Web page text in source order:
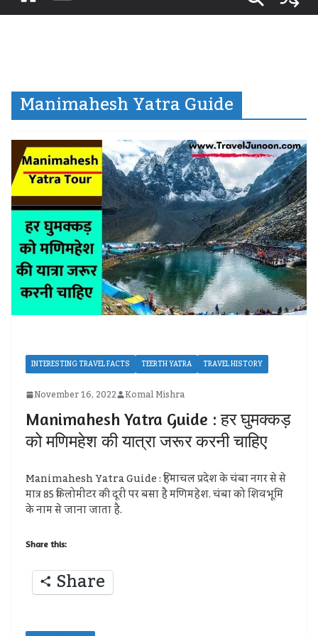
Manimahesh Yatra Guide
INTERESTING TRAVEL FACTS TEERTH YATRA TRAVEL HISTORY
November 16, 2022 Komal Mishra
Manimahesh Yatra Guide : हर घुमक्कड़
को मणिमहेश की यात्रा जरूर करनी चाहिए
Manimahesh Yatra Guide : हिमाचल प्रदेश के चंबा नगर से से
मात्र 85 किलोमीटर की दूरी पर बसा है मणिमहेश. चंबा को शिवभूमि
के नाम से जाना जाता है.
Share this:
Share